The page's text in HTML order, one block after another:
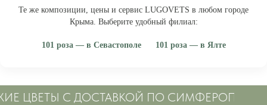
Те же композиции, цены и сервис LUGOVETS в любом городе
Крыма. Выберите удобный филиал:
101 роза — в Севастополе
· купить 101 роза в Севастополе101 роза — в Ялте
· купить 101 роза в Ялте
ЦВЕТЫ С ДОСТАВКОЙ ПО СИМФЕРОПОЛЮ